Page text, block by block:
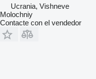
Ucrania, Vishneve
Molochniy
Contacte con el vendedor